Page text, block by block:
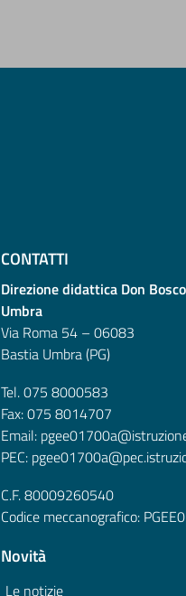
CONTATTI
Direzione didattica Don
Umbra
Via Roma 54 – 06083
Bastia Umbra (PG)
Tel. 075 8000583
Fax: 075 8014707
Email:
PEC:
C.F. 80009260540
Codice meccanografico:
Novità
Le notizie